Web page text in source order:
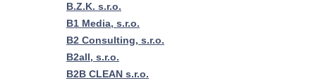
B.Z.K. s.r.o.
B1 Media, s.r.o.
B2 Consulting, s.r.o.
B2all, s.r.o.
B2B CLEAN s.r.o.